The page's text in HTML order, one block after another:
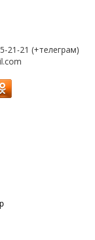
21-21 (+телеграм)